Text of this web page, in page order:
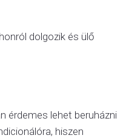
dolgozik és ülő
érdemes lehet beruházni
hiszen